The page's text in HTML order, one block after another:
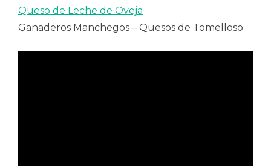
Queso de Leche de Oveja
Ganaderos Manchegos – Quesos de Tomelloso